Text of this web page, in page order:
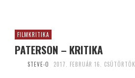
FILMKRITIKA
PATERSON – KRITIKA
STEVE-O 2017. FEBRUÁR 16. CSÜTÖRTÖK